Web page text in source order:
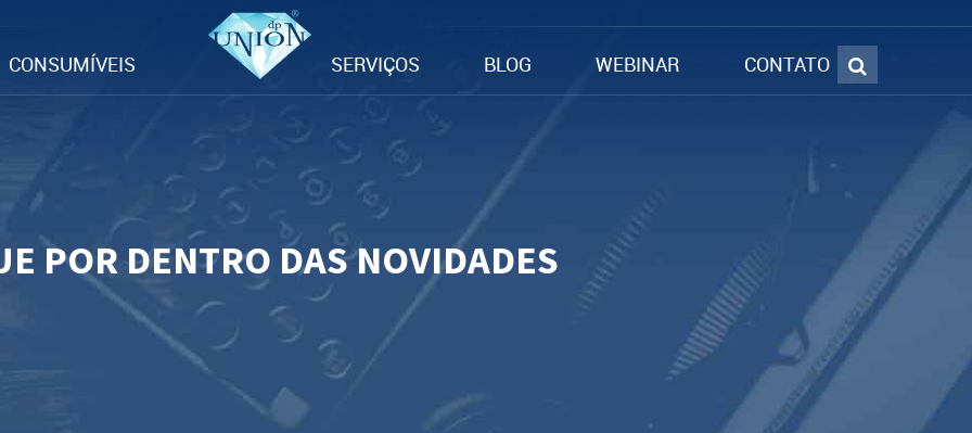
CONSUMÍVEIS SERVIÇOS BLOG WEBINAR CONTATO
POR DENTRO DAS NOVIDADES